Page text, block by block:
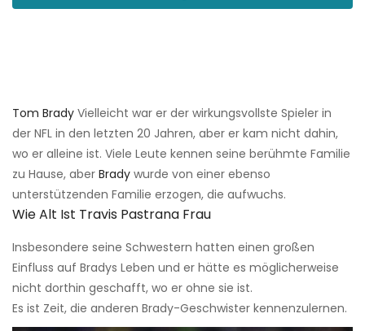
Tom Brady Vielleicht war er der wirkungsvollste Spieler in
der NFL in den letzten 20 Jahren, aber er kam nicht dahin,
wo er alleine ist. Viele Leute kennen seine berühmte Familie
zu Hause, aber Brady wurde von einer ebenso
unterstützenden Familie erzogen, die aufwuchs.
Wie Alt Ist Travis Pastrana Frau
Insbesondere seine Schwestern hatten einen großen
Einfluss auf Bradys Leben und er hätte es möglicherweise
nicht dorthin geschafft, wo er ohne sie ist.
Es ist Zeit, die anderen Brady-Geschwister kennenzulernen.